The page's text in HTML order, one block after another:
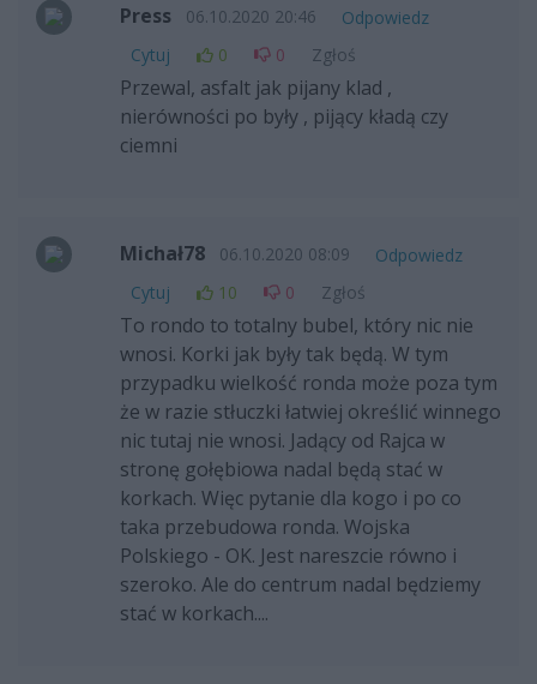
Press 06.10.2020 20:46
Odpowiedz
Cytuj
0 0 Zgłoś
Przewal, asfalt jak pijany klad ,
nierówności po były , pijący kładą czy
ciemni
Michał78 06.10.2020 08:09
Odpowiedz
Cytuj
10 0 Zgłoś
To rondo to totalny bubel, który nic nie
wnosi. Korki jak były tak będą. W tym
przypadku wielkość ronda może poza tym
że w razie stłuczki łatwiej określić winnego
nic tutaj nie wnosi. Jadący od Rajca w
stronę gołębiowa nadal będą stać w
korkach. Więc pytanie dla kogo i po co
taka przebudowa ronda. Wojska
Polskiego - OK. Jest nareszcie równo i
szeroko. Ale do centrum nadal będziemy
stać w korkach....